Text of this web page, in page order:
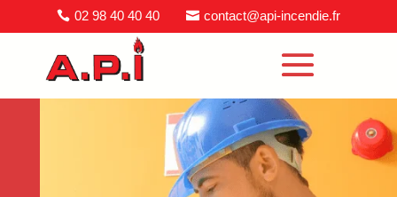
 02 98 40 40 40  contact@api-incendie.fr